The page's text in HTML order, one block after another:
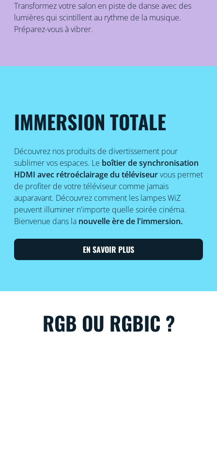
Transformez votre salon en piste de danse avec des
lumières qui scintillent au rythme de la musique.
Préparez-vous à vibrer.
IMMERSION TOTALE
Découvrez nos produits de divertissement pour
sublimer vos espaces. Le boîtier de synchronisation
HDMI avec rétroéclairage du téléviseurvous permet
de profiter de votre téléviseur comme jamais
auparavant. Découvrez comment les lampes WiZ
peuvent illuminer n'importe quelle soirée cinéma.
Bienvenue dans lanouvelle ère de l'immersion.
EN SAVOIR PLUS
RGB OU RGBIC ?